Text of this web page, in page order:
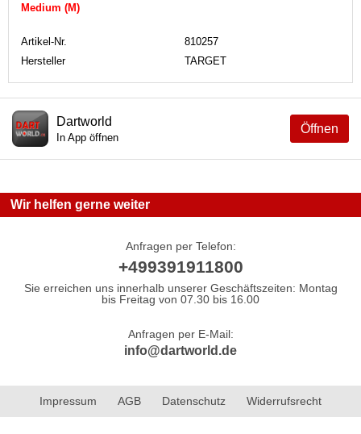
Medium (M)
Artikel-Nr.
810257
Hersteller
TARGET
Öffnen
Dartworld
In App öffnen
Wir helfen gerne weiter
Anfragen per Telefon:
+499391911800
Sie erreichen uns innerhalb unserer Geschäftszeiten: Montag
bis Freitag von 07.30 bis 16.00
Anfragen per E-Mail:
info@dartworld.de
Impressum AGB Datenschutz Widerrufsrecht